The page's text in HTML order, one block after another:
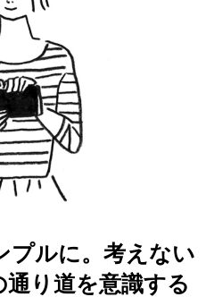
プルに。考えない
り道を意識する